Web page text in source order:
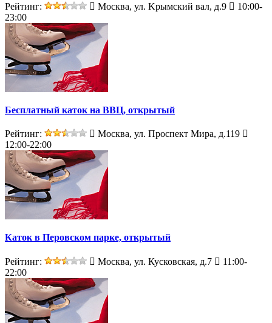
Рейтинг: Москва, ул. Kрымский вал, д.9
10:00-
23:00
Бесплатный каток на ВВЦ, открытый
Рейтинг:
Москва, ул. Проспект Мира, д.119
12:00-22:00
Каток в Перовском парке, открытый
Рейтинг: Москва, ул. Кусковская, д.7
11:00-
22:00